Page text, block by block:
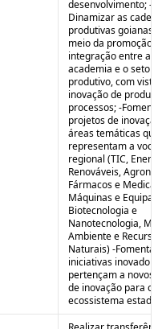
desenvolvimento; -
Dinamizar as
produtivas goianas
meio da promoção
integração entre a
academia e o setor
produtivo, com
inovação de
processos; -
projetos de
áreas temáticas
representam a
regional (TIC,
Renováveis,
Fármacos e
Máquinas e
Biotecnologia e
Nanotecnologia,
Ambiente e
Naturais) -Fomentar
iniciativas
pertençam a novos
de inovação para o
ecossistema